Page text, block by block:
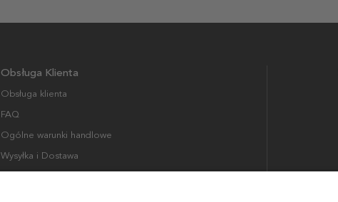
Obsługa Klienta
Obsługa klienta
FAQ
Ogólne warunki handlowe
Wysyłka i Dostawa